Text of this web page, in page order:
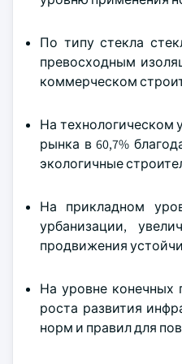
По типу стекла
превосходным
коммерческом
На технологическом
рынка в 60,7%
экологичные
На прикладном
урбанизации,
продвижения
На уровне конечных
роста развития
норм и правил для